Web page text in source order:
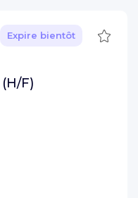
Expire bientôt
F)